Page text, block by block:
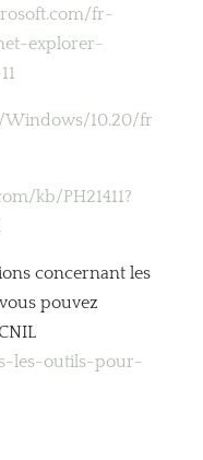
fr-
explorer-
Windows/10.20/fr
kb/PH21411?
concernant les
pouvez
les-outils-pour-